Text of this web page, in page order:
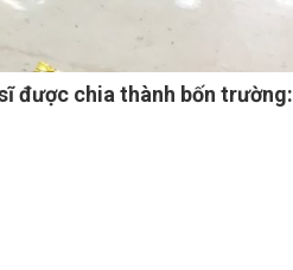
được chia thành bốn trường: